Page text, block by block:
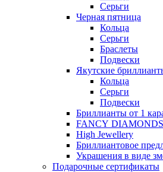
Серьги
Черная пятница
Кольца
Серьги
Браслеты
Подвески
Якутские
Кольца
Серьги
Подвески
Бриллианты от 1
FANCY DIAMONDS
High Jewellery
Бриллиантовое
Украшения в виде
Подарочные сертификаты